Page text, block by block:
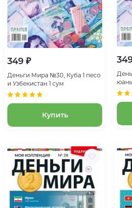
349 ₽
Деньги Мира №30, Куба 1 песо
и Узбекистан 1 сум
Купить